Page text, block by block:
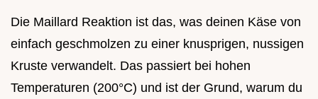
Die Maillard Reaktion ist das, was deinen Käse von
einfach geschmolzen zu einer knusprigen, nussigen
Kruste verwandelt. Das passiert bei hohen
Temperaturen (200°C) und ist der Grund, warum du